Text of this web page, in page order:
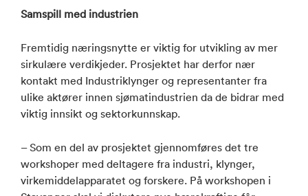
Samspill med industrien
Fremtidig næringsnytte er viktig for utvikling av mer
sirkulære verdikjeder. Prosjektet har derfor nær
kontakt med Industriklynger og representanter fra
ulike aktører innen sjømatindustrien da de bidrar med
viktig innsikt og sektorkunnskap.
– Som en del av prosjektet gjennomføres det tre
workshoper med deltagere fra industri, klynger,
virkemiddelapparatet og forskere. På workshopen i